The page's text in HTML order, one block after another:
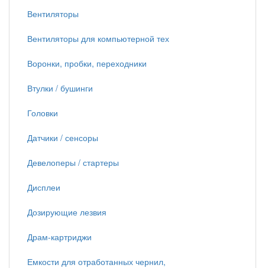
Вентиляторы
Вентиляторы для компьютерной тех
Воронки, пробки, переходники
Втулки / бушинги
Головки
Датчики / сенсоры
Девелоперы / стартеры
Дисплеи
Дозирующие лезвия
Драм-картриджи
Емкости для отработанных чернил,